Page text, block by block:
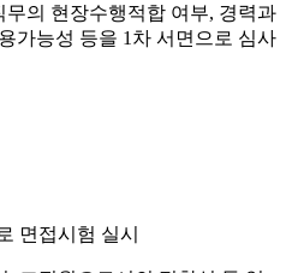
무의 현장수행적합 여부, 경력과
가능성 등을 1 차 서면으로 심사
면접시험 실시